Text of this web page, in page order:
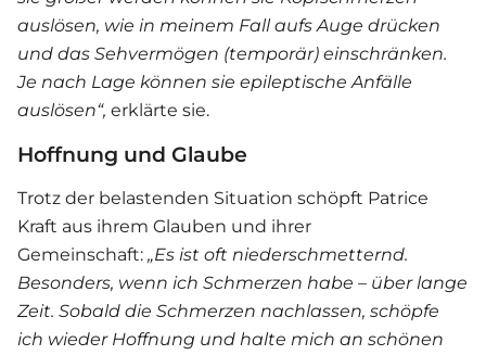
auslösen, wie in meinem Fall aufs Auge drücken
und das Sehvermögen (temporär) einschränken.
Je nach Lage können sie epileptische Anfälle
auslösen“, erklärte sie.
Hoffnung und Glaube
Trotz der belastenden Situation schöpft Patrice
Kraft aus ihrem Glauben und ihrer
Gemeinschaft: „Es ist oft niederschmetternd.
Besonders, wenn ich Schmerzen habe – über lange
Zeit. Sobald die Schmerzen nachlassen, schöpfe
ich wieder Hoffnung und halte mich an schönen